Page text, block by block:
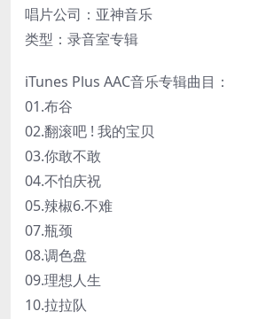
唱片公司：亚神音乐
类型：录音室专辑
iTunes Plus AAC音乐专辑曲目：
01.布谷
02.翻滚吧 ! 我的宝贝
03.你敢不敢
04.不怕庆祝
05.辣椒6.不难
07.瓶颈
08.调色盘
09.理想人生
10.拉拉队